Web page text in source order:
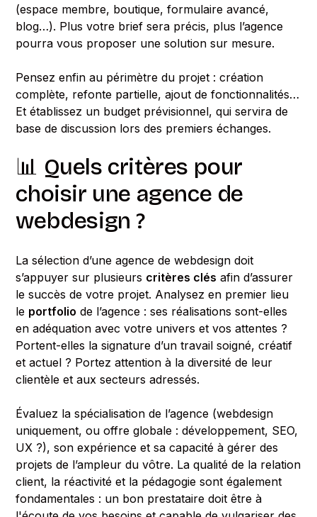
(espace membre, boutique, formulaire avancé,
blog…). Plus votre brief sera précis, plus l’agence
pourra vous proposer une solution sur mesure.
Pensez enfin au périmètre du projet : création
complète, refonte partielle, ajout de fonctionnalités…
Et établissez un budget prévisionnel, qui servira de
base de discussion lors des premiers échanges.
📊 Quels critères pour
choisir une agence de
webdesign ?
La sélection d’une agence de webdesign doit
s’appuyer sur plusieurs critères clés afin d’assurer
le succès de votre projet. Analysez en premier lieu
le portfolio de l’agence : ses réalisations sont-elles
en adéquation avec votre univers et vos attentes ?
Portent-elles la signature d’un travail soigné, créatif
et actuel ? Portez attention à la diversité de leur
clientèle et aux secteurs adressés.
Évaluez la spécialisation de l’agence (webdesign
uniquement, ou offre globale : développement, SEO,
UX ?), son expérience et sa capacité à gérer des
projets de l’ampleur du vôtre. La qualité de la relation
client, la réactivité et la pédagogie sont également
fondamentales : un bon prestataire doit être à